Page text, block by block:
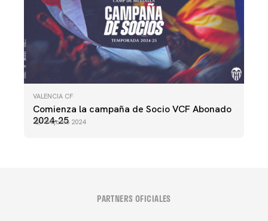
VALENCIA CF
Comienza la campaña de Socio VCF Abonado
2024-25
04 junio 2024
PARTNERS OFICIALES